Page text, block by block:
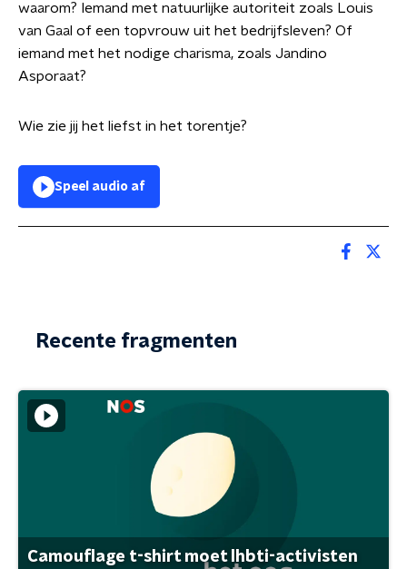
waarom? Iemand met natuurlijke autoriteit zoals Louis
van Gaal of een topvrouw uit het bedrijfsleven? Of
iemand met het nodige charisma, zoals Jandino
Asporaat?
Wie zie jij het liefst in het torentje?
Speel audio af
Recente fragmenten
Camouflage t-shirt moet lhbti-activisten